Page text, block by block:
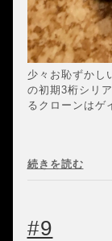
少々お恥ずかし
の初期3桁シリ
るクローンはゲ
続きを読む
#9